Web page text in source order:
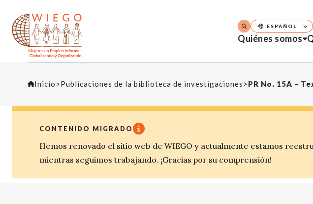
Quiénes somos
ESPAÑOL
Inicio >Publicaciones de la biblioteca de investigaciones >
CONTENIDO MIGRADO
Hemos renovado el sitio web de WIEGO y actualmente estamos
mientras seguimos trabajando. ¡Gracias por su comprensión!